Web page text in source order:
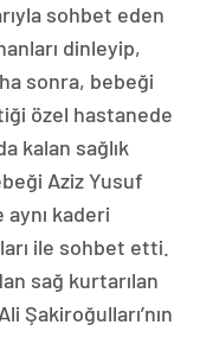
sohbet eden
dinleyip,
sonra, bebeği
özel hastanede
kalan sağlık
Aziz Yusuf
kaderi
ile sohbet etti.
sağ kurtarılan
Şakiroğulları’nın